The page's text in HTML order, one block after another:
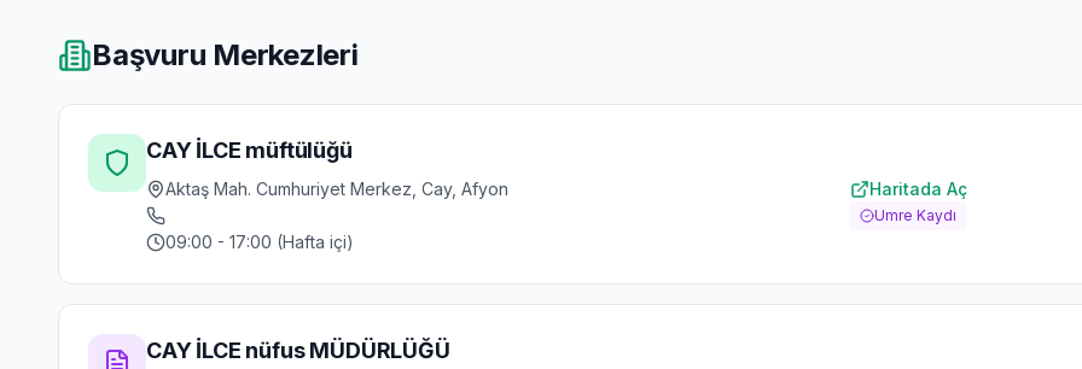
Başvuru Merkezleri
CAY İLCE müftülüğü
Aktaş Mah. Cumhuriyet Merkez, Cay, Afyon
09:00 - 17:00 (Hafta içi)
Haritada Aç
Umre Kaydı
CAY İLCE nüfus MÜDÜRLÜĞÜ